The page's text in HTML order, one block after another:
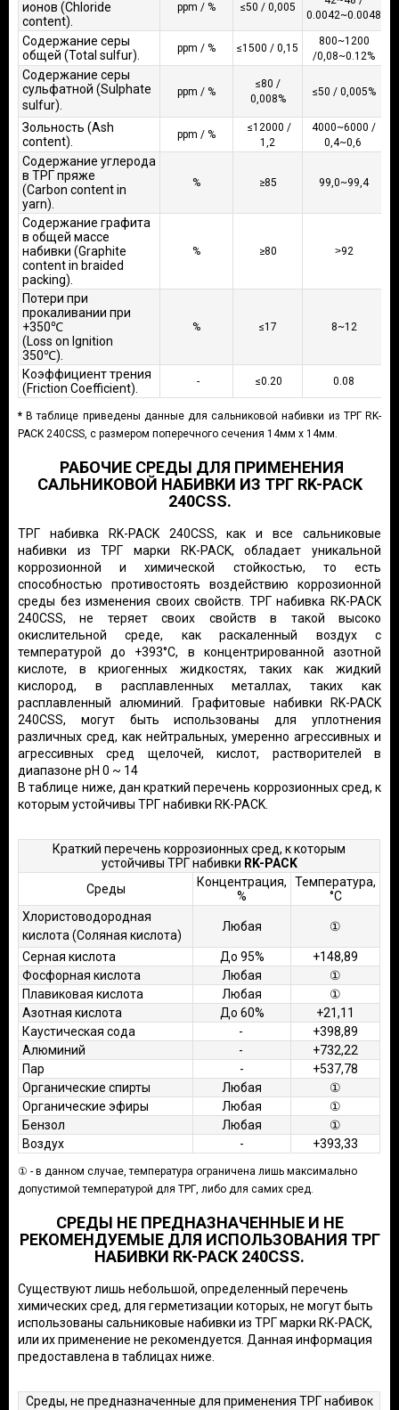
ионов (Chloride
content).
ppm / % ≤50 / 0,005
0.0042~0.0048
Содержание серы
общей (Total sulfur).
ppm / % ≤1500 / 0,15
800~1200
/0,08~0.12%
Содержание серы
сульфатной (Sulphate
sulfur).
ppm / %
≤80 /
0,008%
≤50 / 0,005%
Зольность (Ash
content).
ppm / %
≤12000 /
1,2
4000~6000 /
0,4~0,6
Содержание углерода
в ТРГ пряже
(Carbon content in
yarn).
% ≥85 99,0~99,4
Содержание графита
в общей массе
набивки (Graphite
content in braided
packing).
% ≥80 ˃92
Потери при
прокаливании при
+350℃
(Loss on Ignition
350℃).
% ≤17 8~12
Коэффициент трения
(Friction Coefficient).
- ≤0.20 0.08
* В таблице приведены данные для сальниковой набивки из ТРГ RK-
PACK 240CSS, с размером поперечного сечения 14мм х 14мм.
РАБОЧИЕ СРЕДЫ ДЛЯ ПРИМЕНЕНИЯ
САЛЬНИКОВОЙ НАБИВКИ ИЗ ТРГ RK-PACK
240CSS.
ТРГ набивка RK-PACK 240CSS, как и все сальниковые
набивки из ТРГ марки RK-PACK, обладает уникальной
коррозионной и химической стойкостью, то есть
способностью противостоять воздействию коррозионной
среды без изменения своих свойств. ТРГ набивка RK-PACK
240CSS, не теряет своих свойств в такой высоко
окислительной среде, как раскаленный воздух с
температурой до +393°С, в концентрированной азотной
кислоте, в криогенных жидкостях, таких как жидкий
кислород, в расплавленных металлах, таких как
расплавленный алюминий. Графитовые набивки RK-PACK
240CSS, могут быть использованы для уплотнения
различных сред, как нейтральных, умеренно агрессивных и
агрессивных сред щелочей, кислот, растворителей в
диапазоне pH 0 ~ 14
В таблице ниже, дан краткий перечень коррозионных сред, к
которым устойчивы ТРГ набивки RK-PACK.
Краткий перечень коррозионных сред, к которым
устойчивы ТРГ набивки RK-PACK
Среды
Концентрация,
%
Температура,
°С
Хлористоводородная
кислота (Соляная кислота)
Любая ①
Серная кислота До 95%
+148,89
Фосфорная кислота
Любая
①
Плавиковая кислота
Любая
①
Азотная кислота
До 60%
+21,11
Каустическая сода
-
+398,89
Алюминий
-
+732,22
Пар
-
+537,78
Органические спирты
Любая
①
Органические эфиры
Любая
①
Бензол
Любая
①
Воздух
- +393,33
① - в данном случае, температура ограничена лишь максимально
допустимой температурой для ТРГ, либо для самих сред.
СРЕДЫ НЕ ПРЕДНАЗНАЧЕННЫЕ И НЕ
РЕКОМЕНДУЕМЫЕ ДЛЯ ИСПОЛЬЗОВАНИЯ ТРГ
НАБИВКИ RK-PACK 240CSS.
Существуют лишь небольшой, определенный перечень
химических сред, для герметизации которых, не могут быть
использованы сальниковые набивки из ТРГ марки RK-PACK,
или их применение не рекомендуется. Данная информация
предоставлена в таблицах ниже.
Среды, не предназначенные для применения ТРГ набивок